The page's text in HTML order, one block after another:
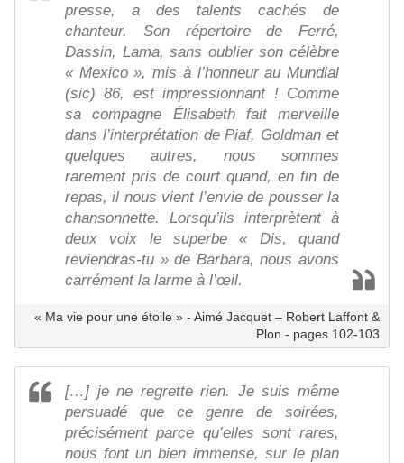
presse, a des talents cachés de
chanteur. Son répertoire de Ferré,
Dassin, Lama, sans oublier son célèbre
« Mexico », mis à l’honneur au Mundial
(sic) 86, est impressionnant ! Comme
sa compagne Élisabeth fait merveille
dans l’interprétation de Piaf, Goldman et
quelques autres, nous sommes
rarement pris de court quand, en fin de
repas, il nous vient l’envie de pousser la
chansonnette. Lorsqu’ils interprètent à
deux voix le superbe « Dis, quand
reviendras-tu » de Barbara, nous avons
carrément la larme à l’œil.
« Ma vie pour une étoile » - Aimé Jacquet – Robert Laffont &
Plon - pages 102-103
[…] je ne regrette rien. Je suis même
persuadé que ce genre de soirées,
précisément parce qu’elles sont rares,
nous font un bien immense, sur le plan